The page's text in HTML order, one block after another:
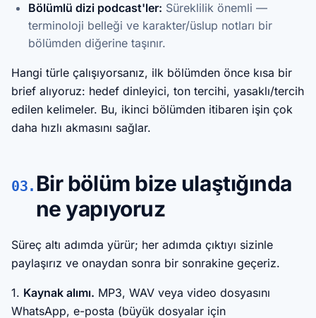
Bölümlü dizi podcast'ler: Süreklilik önemli —
terminoloji belleği ve karakter/üslup notları bir
bölümden diğerine taşınır.
Hangi türle çalışıyorsanız, ilk bölümden önce kısa bir
brief alıyoruz: hedef dinleyici, ton tercihi, yasaklı/tercih
edilen kelimeler. Bu, ikinci bölümden itibaren işin çok
daha hızlı akmasını sağlar.
03. Bir bölüm bize ulaştığında
ne yapıyoruz
Süreç altı adımda yürür; her adımda çıktıyı sizinle
paylaşırız ve onaydan sonra bir sonrakine geçeriz.
1. Kaynak alımı. MP3, WAV veya video dosyasını
WhatsApp, e-posta (büyük dosyalar için